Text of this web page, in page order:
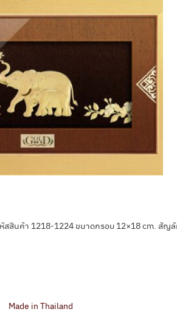
สสินค้า 1218-1224 ขนาดกรอบ 12×18 cm. สั
Made in Thailand